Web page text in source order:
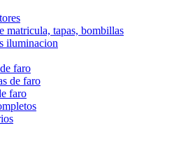
matricula, tapas, bombillas
iluminacion
faro
de faro
faro